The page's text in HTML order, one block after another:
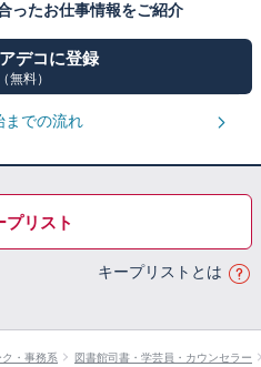
ったお仕事情報をご紹介
デコに登録
（無料）
までの流れ
プリスト
キープリストとは
ク・事務系 図書館司書・学芸員・カウンセラー